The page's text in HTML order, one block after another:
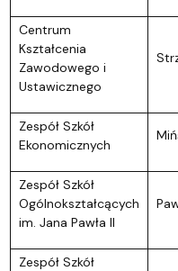
Centrum
Kształcenia
Zawodowego i
Ustawicznego
Zespół Szkół
Ekonomicznych
Zespół Szkół
Ogólnokształcących
im. Jana Pawła II
Zespół Szkół